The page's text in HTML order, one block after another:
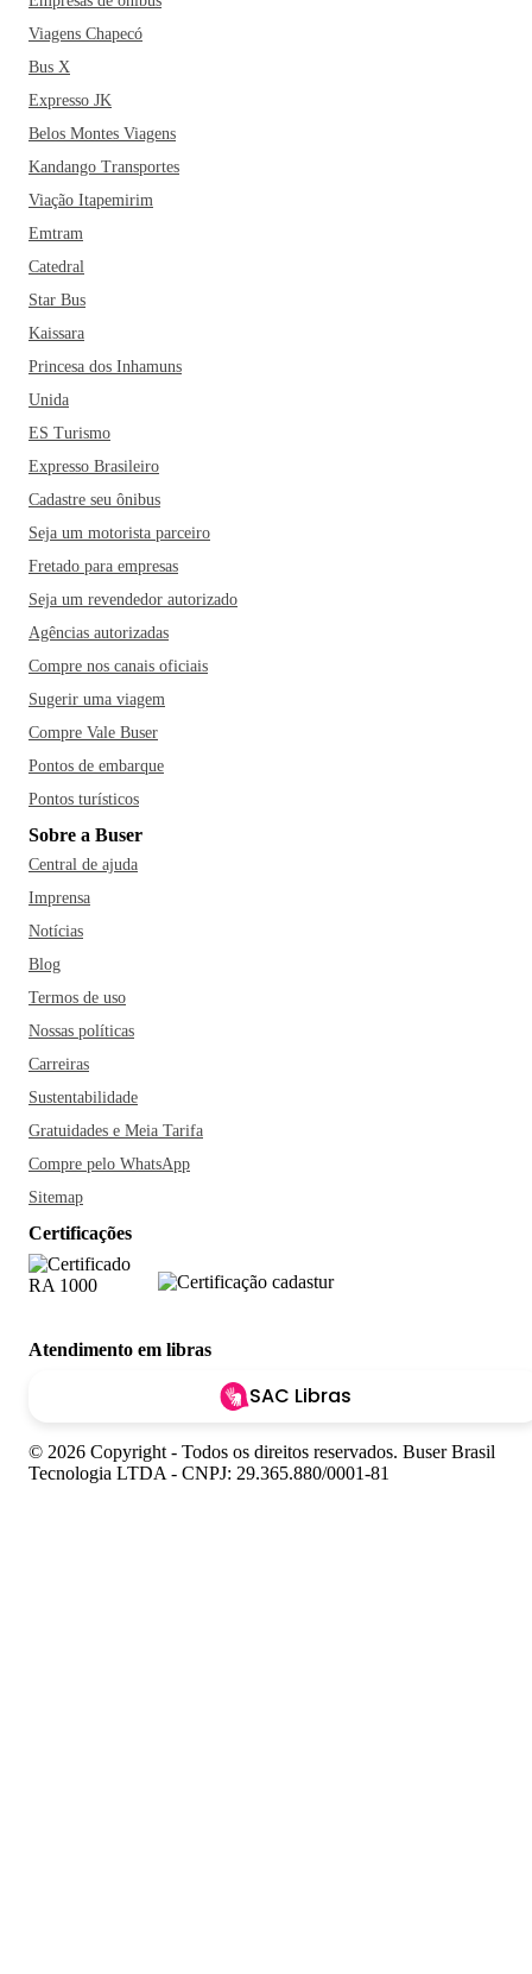
Viagens Chapecó
Bus X
Expresso JK
Belos Montes Viagens
Kandango Transportes
Viação Itapemirim
Emtram
Catedral
Star Bus
Kaissara
Princesa dos Inhamuns
Unida
ES Turismo
Expresso Brasileiro
Cadastre seu ônibus
Seja um motorista parceiro
Fretado para empresas
Seja um revendedor autorizado
Agências autorizadas
Compre nos canais oficiais
Sugerir uma viagem
Compre Vale Buser
Pontos de embarque
Pontos turísticos
Sobre a Buser
Central de ajuda
Imprensa
Notícias
Blog
Termos de uso
Nossas políticas
Carreiras
Sustentabilidade
Gratuidades e Meia Tarifa
Compre pelo WhatsApp
Sitemap
Certificações
Atendimento em libras
SAC Libras
© 2026 Copyright - Todos os direitos reservados. Buser Brasil
Tecnologia LTDA - CNPJ: 29.365.880/0001-81